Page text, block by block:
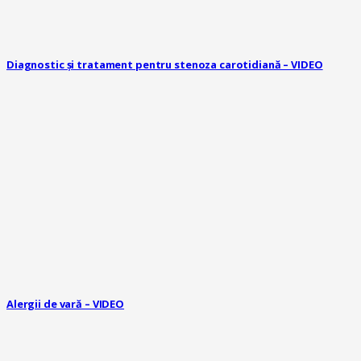
Diagnostic și tratament pentru stenoza carotidiană – VIDEO
Alergii de vară – VIDEO